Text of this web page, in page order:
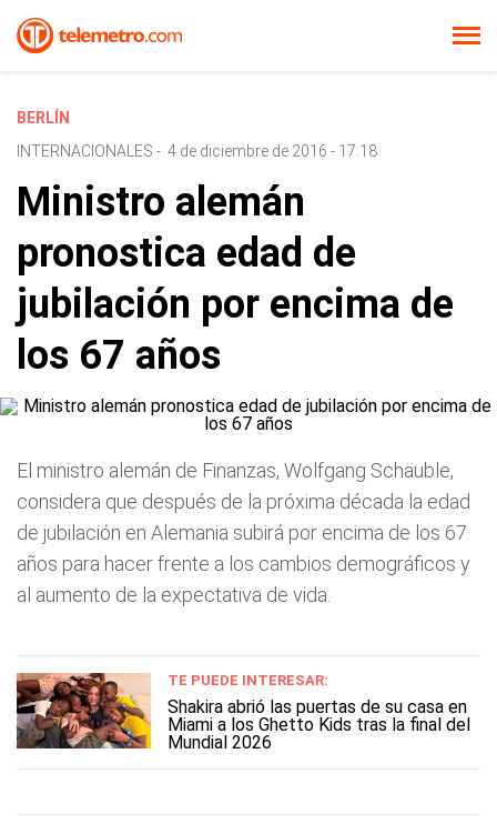
BERLÍN
INTERNACIONALES - 4 de diciembre de 2016 - 17:18
Ministro alemán
pronostica edad de
jubilación por encima de
los 67 años
El ministro alemán de Finanzas, Wolfgang Schäuble,
considera que después de la próxima década la edad
de jubilación en Alemania subirá por encima de los 67
años para hacer frente a los cambios demográficos y
al aumento de la expectativa de vida.
TE PUEDE INTERESAR:
Shakira abrió las puertas de su casa en
Miami a los Ghetto Kids tras la final del
Mundial 2026